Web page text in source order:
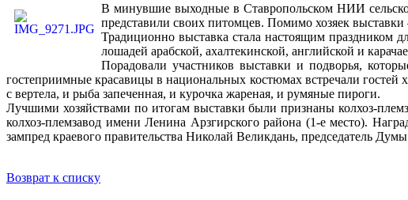
В минувшие выходные в Ставропольском НИИ
представили своих питомцев. Помимо хозяек
Традиционно выставка стала настоящим праздником
лошадей арабской, ахалтекинской, английской и
Порадовали участников выставки и подворья,
гостеприимные красавицы в национальных костюмах встречали
с вертела, и рыба запеченная, и курочка жареная, и румяные пироги.
Лучшими хозяйствами по итогам выставки были признаны колхоз-
колхоз-племзавод имени Ленина Арзгирского района (1-е место).
зампред краевого правительства Николай Великдань, председатель
Возврат к списку